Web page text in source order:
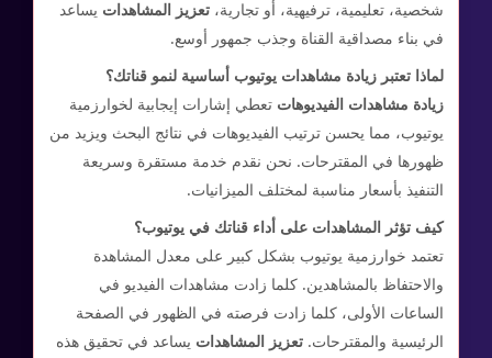
شخصية، تعليمية، ترفيهية، أو تجارية، تعزيز المشاهدات يساعد
في بناء مصداقية القناة وجذب جمهور أوسع.
لماذا تعتبر زيادة مشاهدات يوتيوب أساسية لنمو قناتك؟
زيادة مشاهدات الفيديوهات تعطي إشارات إيجابية لخوارزمية
يوتيوب، مما يحسن ترتيب الفيديوهات في نتائج البحث ويزيد من
ظهورها في المقترحات. نحن نقدم خدمة مستقرة وسريعة
التنفيذ بأسعار مناسبة لمختلف الميزانيات.
كيف تؤثر المشاهدات على أداء قناتك في يوتيوب؟
تعتمد خوارزمية يوتيوب بشكل كبير على معدل المشاهدة
والاحتفاظ بالمشاهدين. كلما زادت مشاهدات الفيديو في
الساعات الأولى، كلما زادت فرصته في الظهور في الصفحة
الرئيسية والمقترحات. تعزيز المشاهدات يساعد في تحقيق هذه